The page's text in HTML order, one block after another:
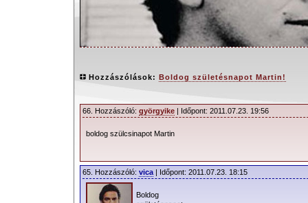
Ezúton kívánunk boldog 48.
Martin 1961. július 23-án
Hozzászólások: Boldog születésnapot Martin!
66. Hozzászóló: györgyike | Időpont: 2011.07.23. 19:56
boldog szülcsinapot Martin
65. Hozzászóló: vica | Időpont: 2011.07.23. 18:15
Boldog